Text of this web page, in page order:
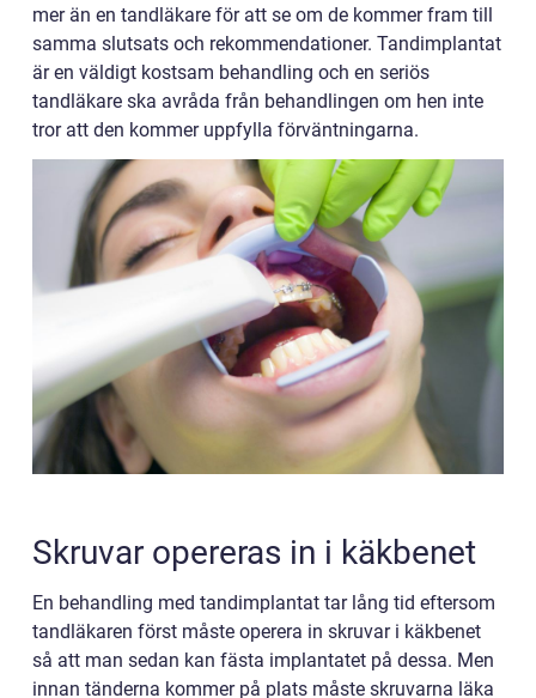
mer än en tandläkare för att se om de kommer fram till
samma slutsats och rekommendationer. Tandimplantat
är en väldigt kostsam behandling och en seriös
tandläkare ska avråda från behandlingen om hen inte
tror att den kommer uppfylla förväntningarna.
Skruvar opereras in i käkbenet
En behandling med tandimplantat tar lång tid eftersom
tandläkaren först måste operera in skruvar i käkbenet
så att man sedan kan fästa implantatet på dessa. Men
innan tänderna kommer på plats måste skruvarna läka